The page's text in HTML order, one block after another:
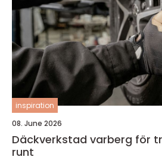
inspiration
08. June 2026
Däckverkstad varberg för
runt